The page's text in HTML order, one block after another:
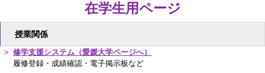
在学生用ページ
授業関係
修学支援システム（愛媛大学ページへ）
履修登録・成績確認・電子掲示板など